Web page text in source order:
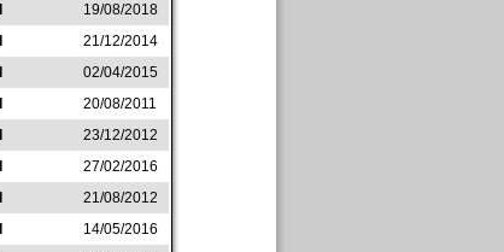
19/08/2018
21/12/2014
02/04/2015
20/08/2011
23/12/2012
27/02/2016
21/08/2012
14/05/2016